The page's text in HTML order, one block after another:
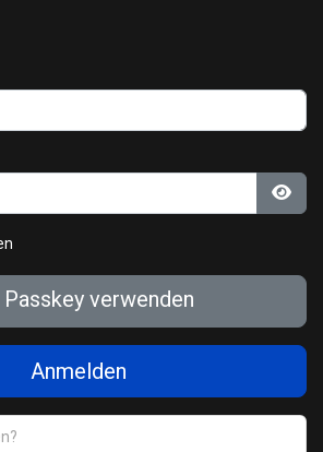
Passkey verwenden
Anmelden